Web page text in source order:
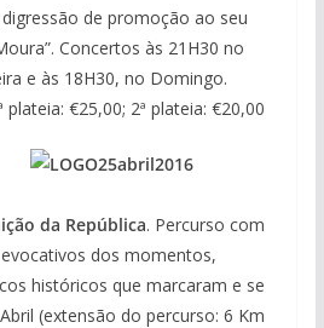
de promoção ao seu
Concertos às 21H30 no
e às 18H30, no Domingo.
plateia: €25,00; 2ª plateia: €20,00
da República. Percurso com
dos momentos,
históricos que marcaram e se
(extensão do percurso: 6 Km